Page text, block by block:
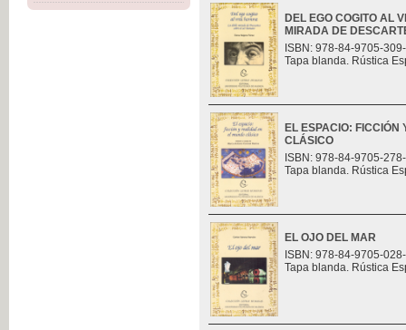
DEL EGO COGITO AL
MIRADA DE
ISBN: 978-84-9705-
Tapa blanda. Rústica
EL ESPACIO:
CLÁSICO
ISBN: 978-84-9705-
Tapa blanda. Rústica
EL OJO DEL MAR
ISBN: 978-84-9705-
Tapa blanda. Rústica